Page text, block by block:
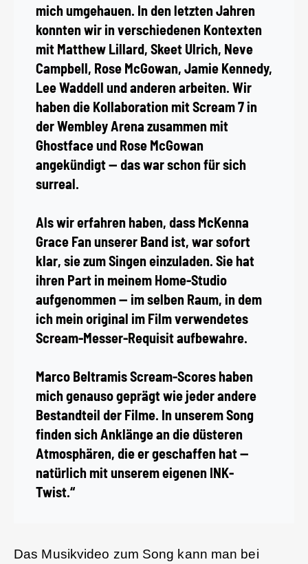
mich umgehauen. In den letzten Jahren
konnten wir in verschiedenen Kontexten
mit Matthew Lillard, Skeet Ulrich, Neve
Campbell, Rose McGowan, Jamie Kennedy,
Lee Waddell und anderen arbeiten. Wir
haben die Kollaboration mit Scream 7 in
der Wembley Arena zusammen mit
Ghostface und Rose McGowan
angekündigt — das war schon für sich
surreal.
Als wir erfahren haben, dass McKenna
Grace Fan unserer Band ist, war sofort
klar, sie zum Singen einzuladen. Sie hat
ihren Part in meinem Home-Studio
aufgenommen — im selben Raum, in dem
ich mein original im Film verwendetes
Scream-Messer-Requisit aufbewahre.
Marco Beltramis Scream-Scores haben
mich genauso geprägt wie jeder andere
Bestandteil der Filme. In unserem Song
finden sich Anklänge an die düsteren
Atmosphären, die er geschaffen hat —
natürlich mit unserem eigenen INK-
Twist.“
Das Musikvideo zum Song kann man bei